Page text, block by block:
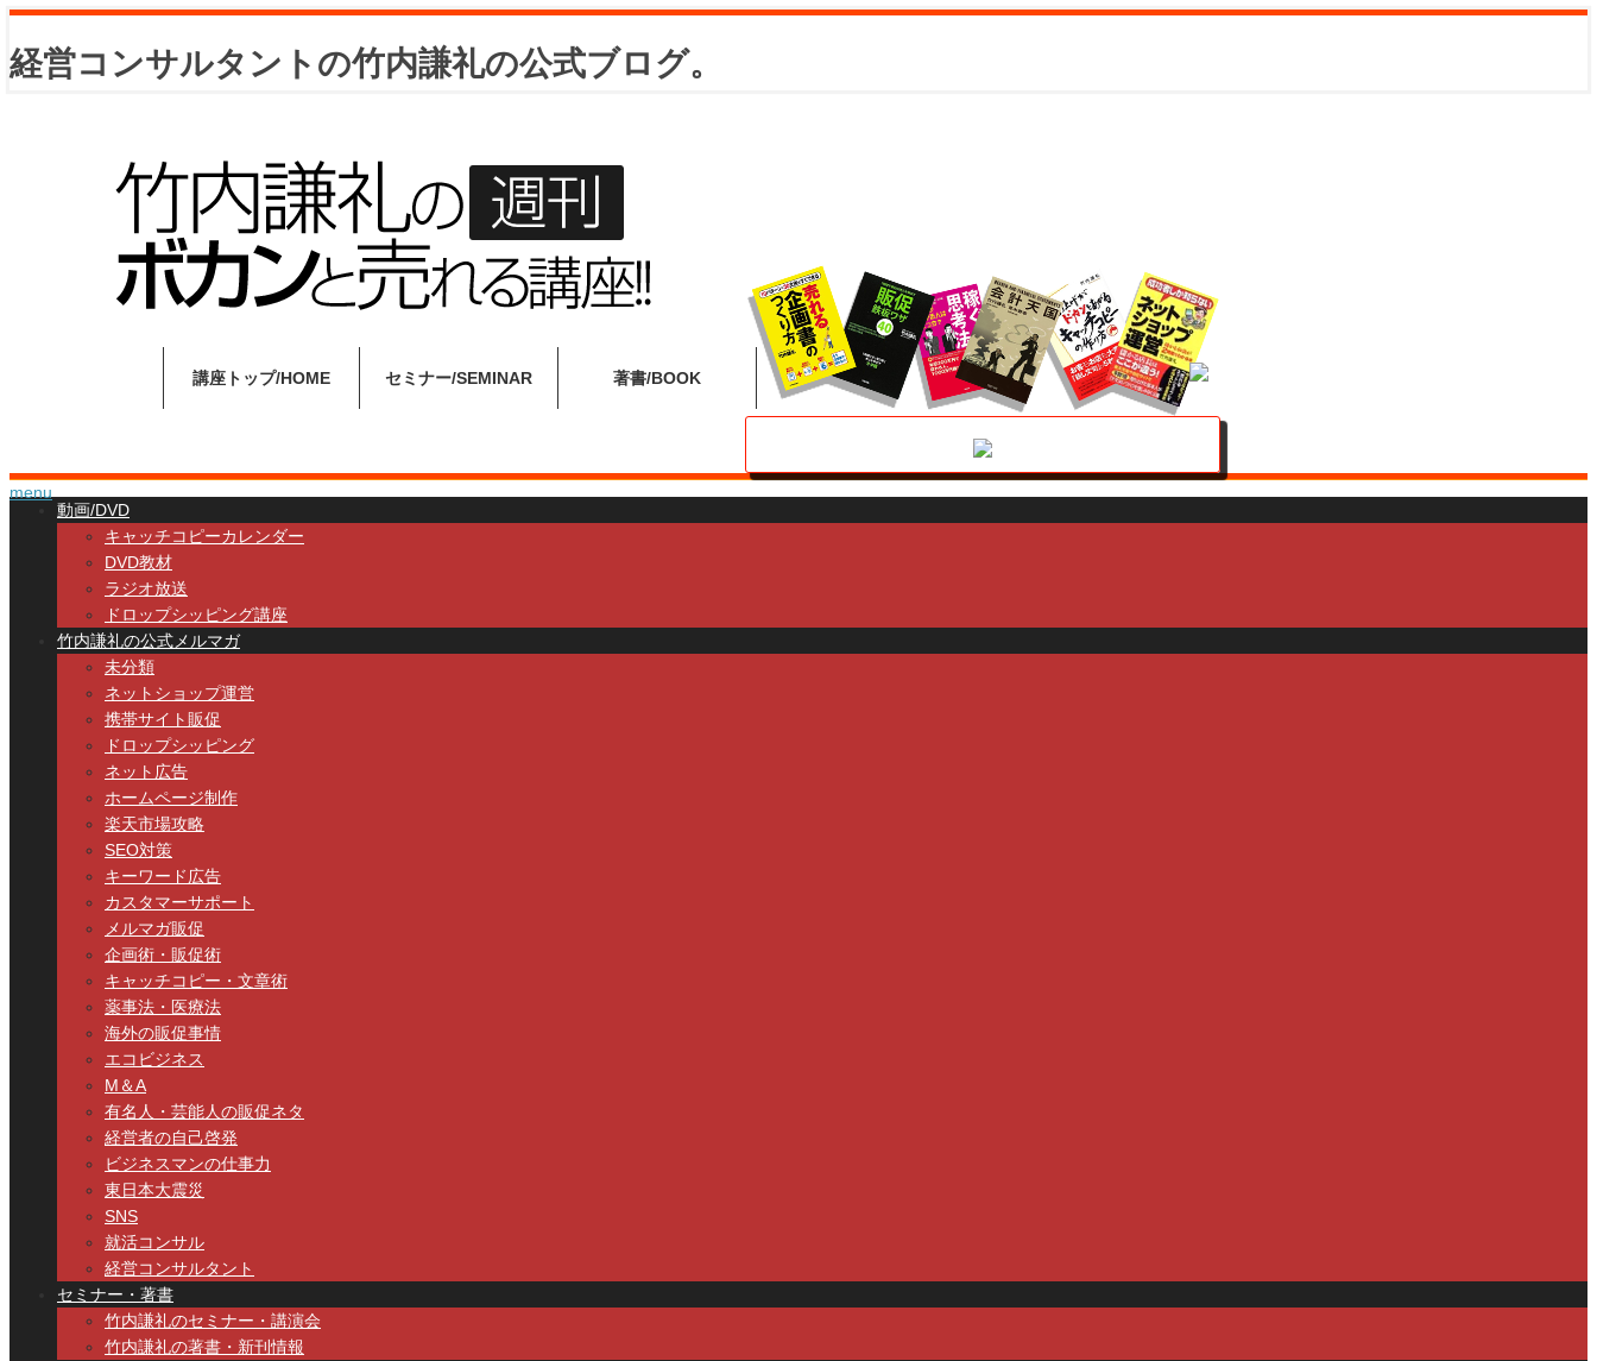
経営コンサルタントの竹内謙礼の公式ブログ。
講座トップ HOME セミナー SEMINAR 著書 BOOK
menu
動画/DVD
キャッチコピーカレンダー
DVD教材
ラジオ放送
ドロップシッピング講座
竹内謙礼の公式メルマガ
未分類
ネットショップ運営
携帯サイト販促
ドロップシッピング
ネット広告
ホームページ制作
楽天市場攻略
SEO対策
キーワード広告
カスタマーサポート
メルマガ販促
企画術・販促術
キャッチコピー・文章術
薬事法・医療法
海外の販促事情
エコビジネス
M＆A
有名人・芸能人の販促ネタ
経営者の自己啓発
ビジネスマンの仕事力
東日本大震災
SNS
就活コンサル
経営コンサルタント
セミナー・著書
竹内謙礼のセミナー・講演会
竹内謙礼の著書・新刊情報